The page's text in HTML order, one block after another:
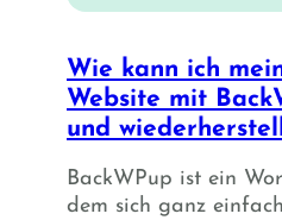
Wie kann ich
Website mit
und
BackWPup ist ein
dem sich ganz